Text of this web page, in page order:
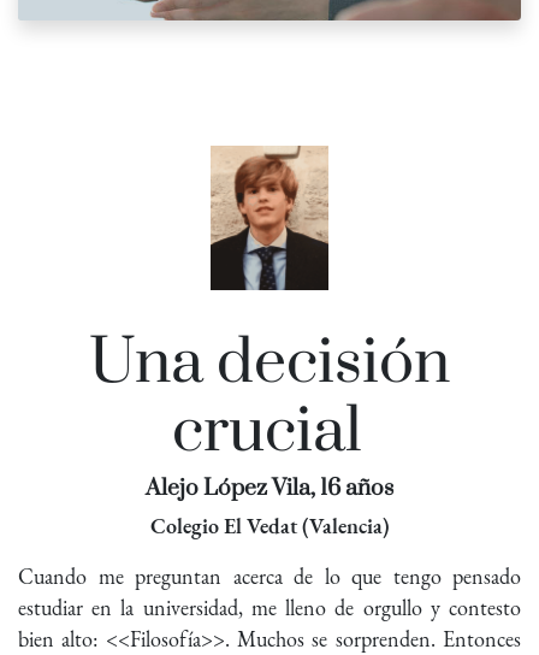
Una decisión
crucial
Alejo López Vila, 16 años
Colegio El Vedat (Valencia)
Cuando me preguntan acerca de lo que tengo pensado
estudiar en la universidad, me lleno de orgullo y contesto
bien alto: <<Filosofía>>. Muchos se sorprenden. Entonces